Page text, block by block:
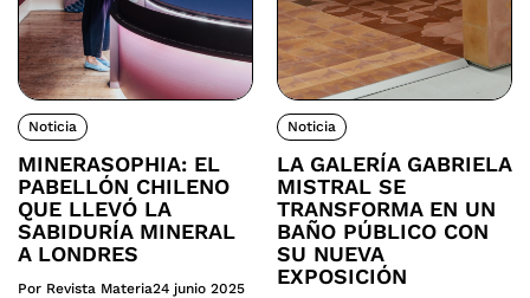
Noticia
MINERASOPHIA: EL
PABELLÓN CHILENO
QUE LLEVÓ LA
SABIDURÍA MINERAL
A LONDRES
Por Revista Materia24 junio 2025
Noticia
LA GALERÍA GABRIELA
MISTRAL SE
TRANSFORMA EN UN
BAÑO PÚBLICO CON
SU NUEVA
EXPOSICIÓN